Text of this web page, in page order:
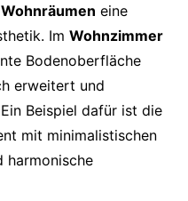
Wohnräumen eine
Im Wohnzimmer
Bodenoberfläche
erweitert und
Beispiel dafür ist die
mit minimalistischen
harmonische